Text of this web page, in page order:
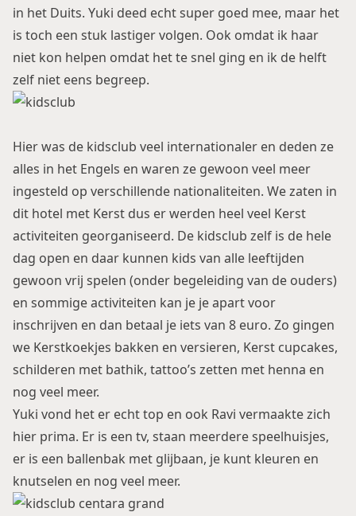
in het Duits. Yuki deed echt super goed mee, maar het
is toch een stuk lastiger volgen. Ook omdat ik haar
niet kon helpen omdat het te snel ging en ik de helft
zelf niet eens begreep.
Hier was de kidsclub veel internationaler en deden ze
alles in het Engels en waren ze gewoon veel meer
ingesteld op verschillende nationaliteiten. We zaten in
dit hotel met Kerst dus er werden heel veel Kerst
activiteiten georganiseerd. De kidsclub zelf is de hele
dag open en daar kunnen kids van alle leeftijden
gewoon vrij spelen (onder begeleiding van de ouders)
en sommige activiteiten kan je je apart voor
inschrijven en dan betaal je iets van 8 euro. Zo gingen
we Kerstkoekjes bakken en versieren, Kerst cupcakes,
schilderen met bathik, tattoo’s zetten met henna en
nog veel meer.
Yuki vond het er echt top en ook Ravi vermaakte zich
hier prima. Er is een tv, staan meerdere speelhuisjes,
er is een ballenbak met glijbaan, je kunt kleuren en
knutselen en nog veel meer.